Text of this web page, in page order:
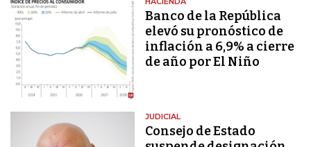
Banco de la República
elevó su pronóstico de
inflación a 6,9% a cierre
de año por El Niño
JUDICIAL
Consejo de Estado